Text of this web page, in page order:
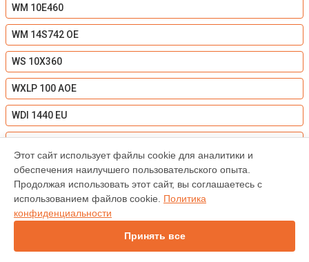
WM 10E460
WM 14S742 OE
WS 10X360
WXLP 100 AOE
WDI 1440 EU
WE 61421 EU
WM 10S45 AOE
WM 53260 RU
WS 10X34 AOE
Этот сайт использует файлы cookie для аналитики и
обеспечения наилучшего пользовательского опыта.
Продолжая использовать этот сайт, вы соглашаетесь с
использованием файлов cookie. Политика
конфиденциальности
Принять все